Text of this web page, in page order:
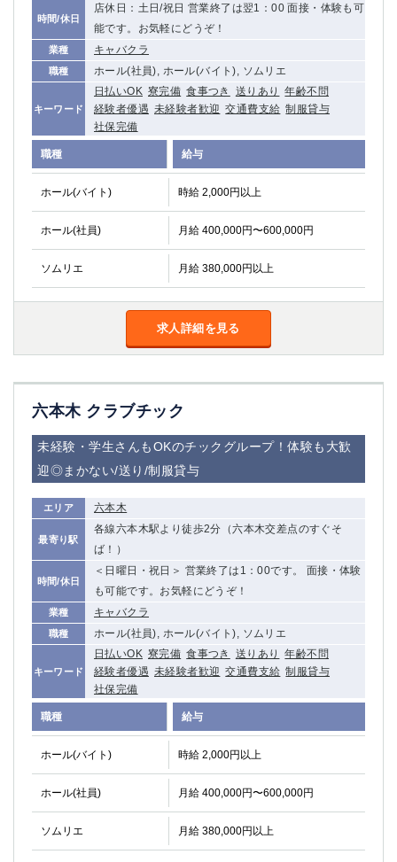
時間/休日
店休日：土日/祝日 営業終了は翌1：00 面接・体験も可
能です。お気軽にどうぞ！
業種 キャバクラ
職種 ホール(社員), ホール(バイト), ソムリエ
キーワード
日払いOK 寮完備 食事つき 送りあり
年齢不問
経験者優遇 未経験者歓迎 交通費支給 制服貸与
社保完備
職種 給与
ホール(バイト) 時給 2,000円以上
ホール(社員) 月給 400,000円〜600,000円
ソムリエ 月給 380,000円以上
求人詳細を見る
六本木 クラブチック
未経験・学生さんもOKのチックグループ！体験も大歓
迎◎まかない/送り/制服貸与
エリア 六本木
最寄り駅
各線六本木駅より徒歩2分（六本木交差点のすぐそ
ば！）
時間/休日
＜日曜日・祝日＞ 営業終了は1：00です。 面接・体験
も可能です。お気軽にどうぞ！
業種 キャバクラ
職種 ホール(社員), ホール(バイト), ソムリエ
キーワード
日払いOK 寮完備 食事つき 送りあり
年齢不問
経験者優遇 未経験者歓迎 交通費支給 制服貸与
社保完備
職種 給与
ホール(バイト) 時給 2,000円以上
ホール(社員) 月給 400,000円〜600,000円
ソムリエ 月給 380,000円以上
横浜
溝の口
本厚木
藤沢
平塚
武蔵小杉
橋本
小田原
横浜・桜木町
関内・馬車道・日ノ出町 武蔵新城
元住吉
茅ヶ崎
たまプラーザ
厚木
横須賀
桜木町
南越谷
川越
獨協大学前＜草加松原＞ 北浦和（西口）
春日部
川口
千葉県
船橋
津田沼
西船橋
佐倉
柏（西口）
木更津
柏（東口）
茂原
八千代台
本八幡
栃木県
宇都宮
小山
東武宇都宮（宇都宮西口）
茨城県